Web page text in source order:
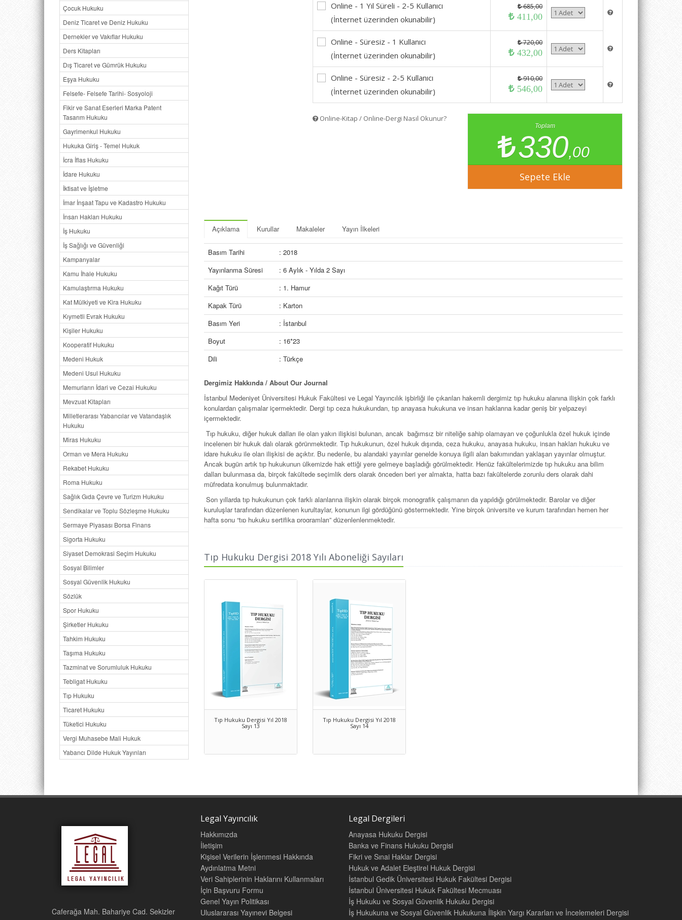
Çocuk Hukuku
Deniz Ticaret ve Deniz Hukuku
Dernekler ve Vakıflar Hukuku
Ders Kitapları
Dış Ticaret ve Gümrük Hukuku
Eşya Hukuku
Felsefe- Felsefe Tarihi- Sosyoloji
Fikir ve Sanat Eserleri Marka Patent
Tasarım Hukuku
Gayrimenkul Hukuku
Hukuka Giriş - Temel Hukuk
İcra İflas Hukuku
İdare Hukuku
İktisat ve İşletme
İmar İnşaat Tapu ve Kadastro Hukuku
İnsan Hakları Hukuku
İş Hukuku
İş Sağlığı ve Güvenliği
Kampanyalar
Kamu İhale Hukuku
Kamulaştırma Hukuku
Kat Mülkiyeti ve Kira Hukuku
Kıymetli Evrak Hukuku
Kişiler Hukuku
Kooperatif Hukuku
Medeni Hukuk
Medeni Usul Hukuku
Memurların İdari ve Cezai Hukuku
Mevzuat Kitapları
Milletlerarası Yabancılar ve Vatandaşlık
Hukuku
Miras Hukuku
Orman ve Mera Hukuku
Rekabet Hukuku
Roma Hukuku
Sağlık Gıda Çevre ve Turizm Hukuku
Sendikalar ve Toplu Sözleşme Hukuku
Sermaye Piyasası Borsa Finans
Sigorta Hukuku
Siyaset Demokrasi Seçim Hukuku
Sosyal Bilimler
Sosyal Güvenlik Hukuku
Sözlük
Spor Hukuku
Şirketler Hukuku
Tahkim Hukuku
Taşıma Hukuku
Tazminat ve Sorumluluk Hukuku
Tebligat Hukuku
Tıp Hukuku
Ticaret Hukuku
Tüketici Hukuku
Vergi Muhasebe Mali Hukuk
Yabancı Dilde Hukuk Yayınları
Online - 1 Yıl Süreli - 2-5 Kullanıcı
(İnternet üzerinden okunabilir)
685,00
411,00
Online - Süresiz - 1 Kullanıcı
(İnternet üzerinden okunabilir)
720,00
432,00
Online - Süresiz - 2-5 Kullanıcı
(İnternet üzerinden okunabilir)
910,00
546,00
Online-Kitap / Online-Dergi Nasıl Okunur?
Toplam
330,00
Açıklama Kurullar Makaleler Yayın İlkeleri
Basım Tarihi
: 2018
Yayınlanma Süresi
: 6 Aylık - Yılda 2 Sayı
Kağıt Türü
: 1. Hamur
Kapak Türü
: Karton
Basım Yeri
: İstanbul
Boyut
: 16*23
Dili
: Türkçe
Dergimiz Hakkında / About Our Journal
İstanbul Medeniyet Üniversitesi Hukuk Fakültesi ve Legal Yayıncılık işbirliği ile çıkarılan hakemli dergimiz tıp hukuku alanına ilişkin çok farklı
konulardan çalışmalar içermektedir. Dergi tıp ceza hukukundan, tıp anayasa hukukuna ve insan haklarına kadar geniş bir yelpazeyi
içermektedir.
Tıp hukuku, diğer hukuk dalları ile olan yakın ilişkisi bulunan, ancak bağımsız bir niteliğe sahip olamayan ve çoğunlukla özel hukuk içinde
incelenen bir hukuk dalı olarak görünmektedir. Tıp hukukunun, özel hukuk dışında, ceza hukuku, anayasa hukuku, insan hakları hukuku ve
idare hukuku ile olan ilişkisi de açıktır. Bu nedenle, bu alandaki yayınlar genelde konuya ilgili alan bakımından yaklaşan yayınlar olmuştur.
Ancak bugün artık tıp hukukunun ülkemizde hak ettiği yere gelmeye başladığı görülmektedir. Henüz fakültelerimizde tıp hukuku ana bilim
dalları bulunmasa da, birçok fakültede seçimlik ders olarak önceden beri yer almakta, hatta bazı fakültelerde zorunlu ders olarak dahi
müfredata konulmuş bulunmaktadır.
Son yıllarda tıp hukukunun çok farklı alanlarına ilişkin olarak birçok monografik çalışmanın da yapıldığı görülmektedir. Barolar ve diğer
kuruluşlar tarafından düzenlenen kurultaylar, konunun ilgi gördüğünü göstermektedir. Yine birçok üniversite ve kurum tarafından hemen her
hafta sonu “tıp hukuku sertifika programları” düzenlenlenmektedir.
konuya ilişkin hukuksal sorunlar içeren yazılarının yayınlanmasını arzu etmekteyiz ve dergimizde bunun örneklerini görmektesiniz.
Dergimizde her biri birbirinden değerli hukukçular ve tıpçılar tarafından hazırlanan çalışmalar yer almaktadır.
Tıp Hukuku Dergisi 2018 Yılı Aboneliği Sayıları
Tıp Hukuku Dergisi Yıl 2018
Sayı 13
Tıp Hukuku Dergisi Yıl 2018
Sayı 14
Caferağa Mah. Bahariye Cad. Sekizler
Legal Yayıncılık
Hakkımızda
İletişim
Kişisel Verilerin İşlenmesi Hakkında
Aydınlatma Metni
Veri Sahiplerinin Haklarını Kullanmaları
İçin Başvuru Formu
Genel Yayın Politikası
Uluslararası Yayınevi Belgesi
Legal Dergileri
Anayasa Hukuku Dergisi
Banka ve Finans Hukuku Dergisi
Fikri ve Sınai Haklar Dergisi
Hukuk ve Adalet Eleştirel Hukuk Dergisi
İstanbul Gedik Üniversitesi Hukuk Fakültesi Dergisi
İstanbul Üniversitesi Hukuk Fakültesi Mecmuası
İş Hukuku ve Sosyal Güvenlik Hukuku Dergisi
İş Hukukuna ve Sosyal Güvenlik Hukukuna İlişkin Yargı Kararları ve İncelemeleri Dergisi